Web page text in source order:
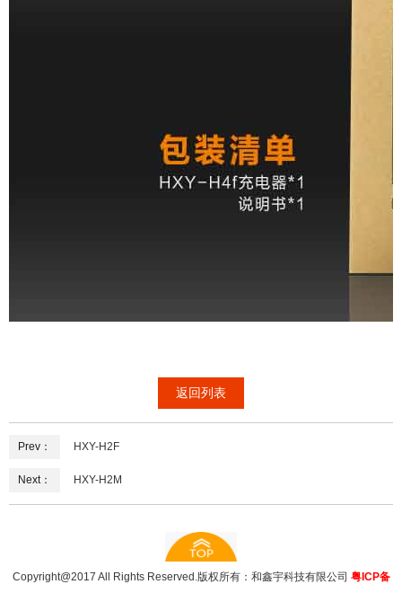
返回列表
Prev： HXY-H2F
Next： HXY-H2M
Copyright@2017 All Rights Reserved.版权所有：和鑫宇科技有限公司 粤ICP备